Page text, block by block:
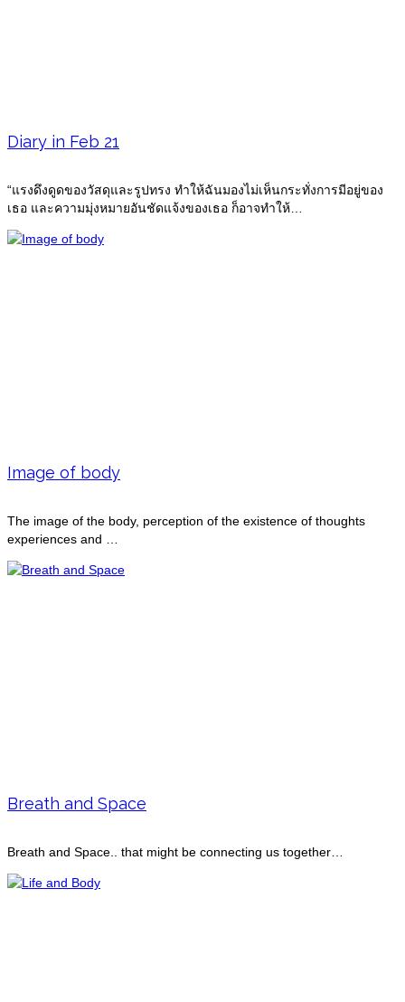
Diary in Feb 21
“แรงดึงดูดของวัสดุและรูปทรง ทำให้ฉันมองไม่เห็นกระทั่งการมีอยู่ของ
เธอ และความมุ่งหมายอันชัดแจ้งของเธอ ก็อาจทำให้…
Image of body
The image of the body, perception of the existence of thoughts
experiences and …
Breath and Space
Breath and Space.. that might be connecting us together…